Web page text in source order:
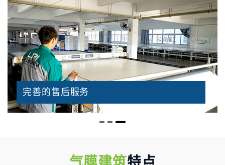
完善的售后服务